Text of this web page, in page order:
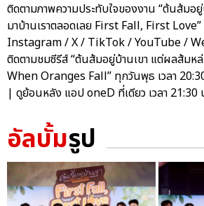
ติดตามภาพความประทับใจของงาน “ต้นส้มอ
มาบ้านเราตลอดเลย First Fall, First
Instagram / X / TikTok / YouTube /
ติดตามชมซีรีส์ “ต้นส้มอยู่บ้านเขา แต่ผลส้มห
When Oranges Fall” ทุกวันพุธ เวลา
| ดูย้อนหลัง แอป oneD ที่เดียว เวลา 21:30
อัลบั้มรูป